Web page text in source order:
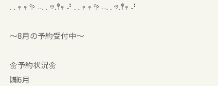
. . 𖥧 𖥧 𖧧 ˒˒. . 𖡼.𖤣𖥧 ⠜ . . 𖥧 𖥧 𖧧 ˒˒. . 𖡼.𖤣𖥧 ⠜
〜8月の予約受付中〜
🌼予約状況🌼
🈵6月